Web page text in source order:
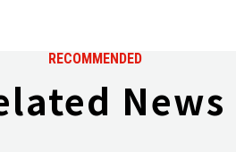
RECOMMENDED
News